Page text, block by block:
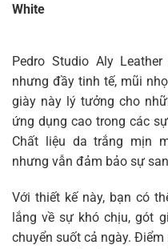
White
Pedro Studio Aly
nhưng đầy tinh tế, mũi
giày này lý tưởng cho
ứng dụng cao trong các
Chất liệu da trắng mịn
nhưng vẫn đảm bảo sự
Với thiết kế này, bạn có
lắng về sự khó chịu, gót
chuyển suốt cả ngày.